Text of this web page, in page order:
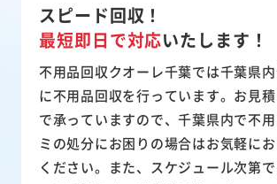
スピード回収！
最短即日で対応いたします！
不用品回収クオーレ千葉では千葉県
に不用品回収を行っています。お見
で承っていますので、千葉県内で不
ミの処分にお困りの場合はお気軽に
ください。また、スケジュール次第